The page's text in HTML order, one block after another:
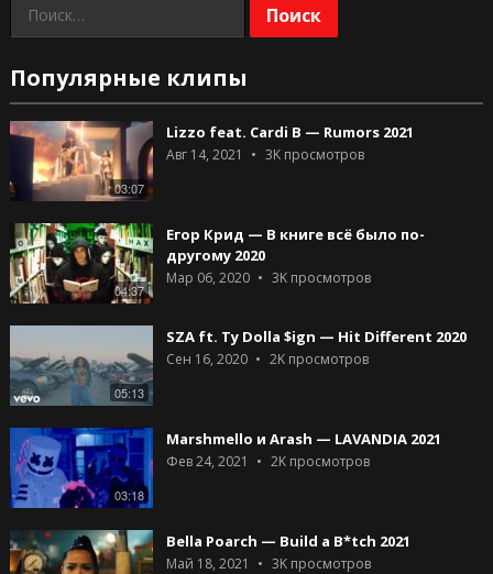
Найти:
Популярные клипы
03:07
Lizzo feat. Cardi B — Rumors 2021
Авг 14, 2021 3Kпросмотров
04:37
Егор Крид — В книге всё было по-
другому 2020
Мар 06, 2020 3Kпросмотров
05:13
SZA ft. Ty Dolla $ign — Hit Different 2020
Сен 16, 2020 2Kпросмотров
03:18
Marshmello и Arash — LAVANDIA 2021
Фев 24, 2021 2Kпросмотров
Bella Poarch — Build a B*tch 2021
Май 18, 2021 3Kпросмотров